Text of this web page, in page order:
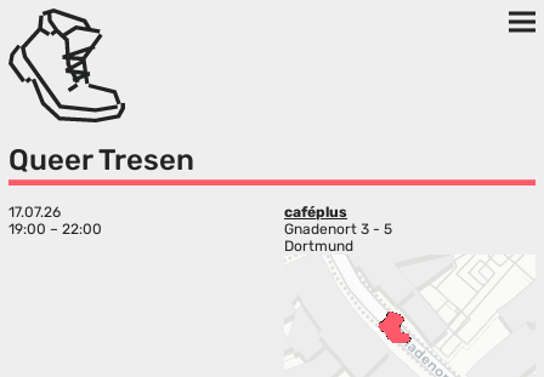
Queer Tresen
17.07.26
19:00 – 22:00
caféplus
Gnadenort 3 - 5
Dortmund